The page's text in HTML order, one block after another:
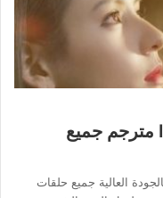
مسلسل Intense Love 2020 مترجم جميع
مسلسل الحب الشديد مترجم الحلقة 1 بالجودة العالية جميع حلقات